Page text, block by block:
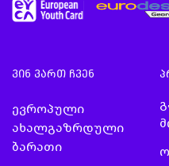
ვინ ვართ ჩვენ
ევროპული
ახალგაზრდული
ბარათი